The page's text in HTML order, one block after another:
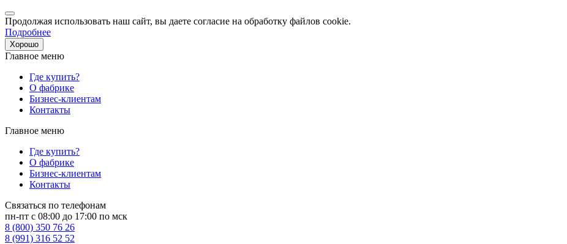
Продолжая использовать наш сайт, вы даете согласие на обработку файлов cookie.
Подробнее
Хорошо
Главное меню
Где купить?
О фабрике
Бизнес-клиентам
Контакты
Главное меню
Где купить?
О фабрике
Бизнес-клиентам
Контакты
Связаться по телефонам
пн-пт с 08:00 до 17:00 по мск
8 (800) 350 76 26
8 (991) 316 52 52